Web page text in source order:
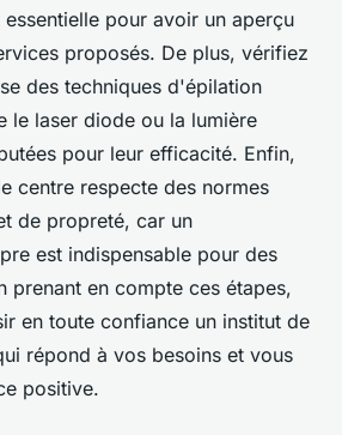
pour avoir un aperçu
proposés. De plus, vérifiez
des techniques d'épilation
le laser diode ou la lumière
pour leur efficacité. Enfin,
centre respecte des normes
de propreté, car un
est indispensable pour des
prenant en compte ces étapes,
en toute confiance un institut de
répond à vos besoins et vous
positive.